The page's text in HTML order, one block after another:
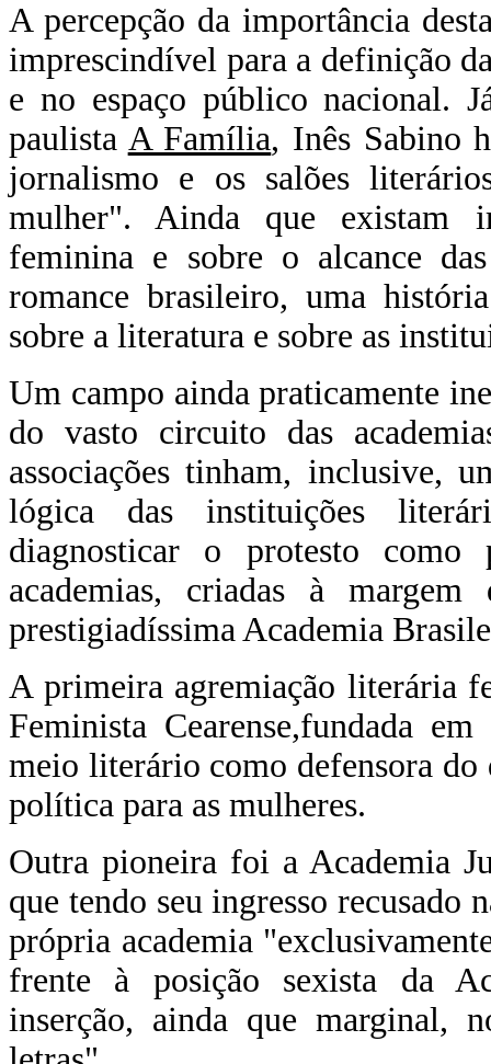
A percepção da importância
imprescindível para a definição
e no espaço público nacional.
paulista A Família, Inês Sabino
jornalismo e os salões
mulher". Ainda que existam
feminina e sobre o alcance
romance brasileiro, uma
sobre a literatura e sobre as
Um campo ainda praticamente
do vasto circuito das
associações tinham, inclusive,
lógica das instituições
diagnosticar o protesto como
academias, criadas à
prestigiadíssima Academia
A primeira agremiação literária
Feminista Cearense,fundada
meio literário como defensora do
política para as mulheres.
Outra pioneira foi a Academia
que tendo seu ingresso recusado
própria academia
frente à posição sexista da
inserção, ainda que marginal,